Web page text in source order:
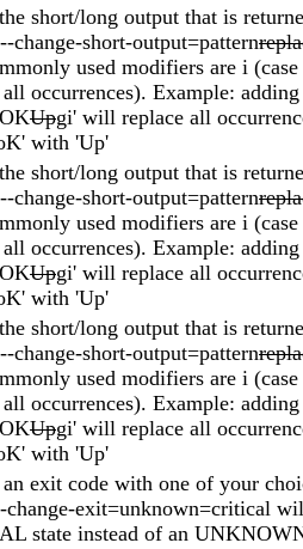
short/long output that is
change-short-output=pattern
used modifiers are i
occurrences). Example:
Upgi' will replace all
with 'Up'
short/long output that is
change-short-output=pattern
used modifiers are i
occurrences). Example:
Upgi' will replace all
with 'Up'
short/long output that is
change-short-output=pattern
used modifiers are i
occurrences). Example:
Upgi' will replace all
with 'Up'
an exit code with one of your
change-exit=unknown=critical
state instead of an